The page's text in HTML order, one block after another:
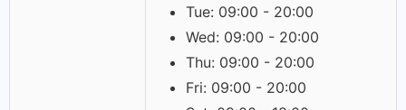
Tue: 09:00 - 20:00
Wed: 09:00 - 20:00
Thu: 09:00 - 20:00
Fri: 09:00 - 20:00